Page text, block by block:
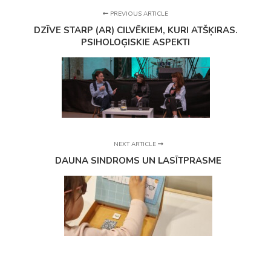
PREVIOUS ARTICLE
DZĪVE STARP (AR) CILVĒKIEM, KURI ATŠĶIRAS.
PSIHOLOĢISKIE ASPEKTI
NEXT ARTICLE
DAUNA SINDROMS UN LASĪTPRASME